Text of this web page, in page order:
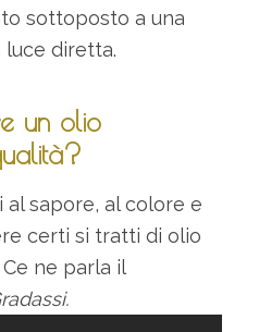
sottoposto a una
diretta.
un olio
sapore, al colore e
certi si tratti di olio
ne parla il